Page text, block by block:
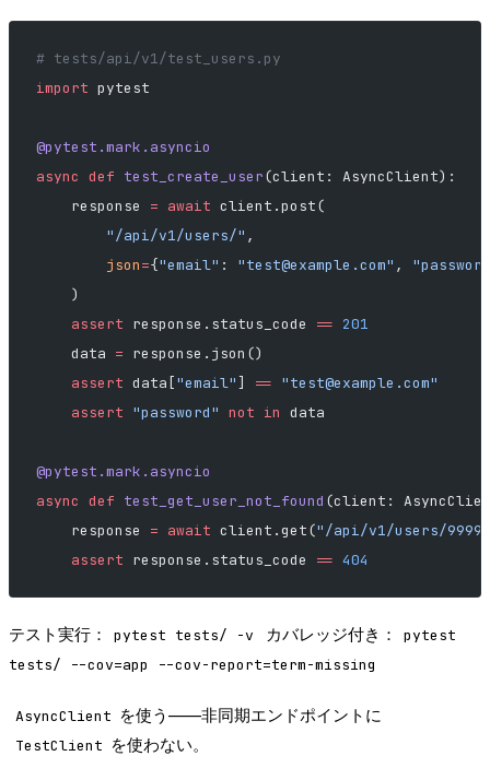
# tests/api/v1/test_users.py
import pytest
@pytest.mark.asyncio
async def test_create_user(client: AsyncClient):
    response
= await client.post(
        "/api/v1/users/"
,
        json
={"email" : "test@example.com" ,
    )
    assert
response.status_code == 201
    data
= response.json()
    assert
data["email"] == "test@example.com"
    assert
"password" not in data
@pytest.mark.asyncio
async def test_get_user_not_found (client:
    response
= await client.get("/api/v1/users/
    assert
response.status_code == 404
テスト実行： pytest tests/ -v カバレッジ付き：
pytest
tests/ --cov=app --cov-report=term-missing
AsyncClient を使う——非同期エンドポイントに
TestClient を使わない。